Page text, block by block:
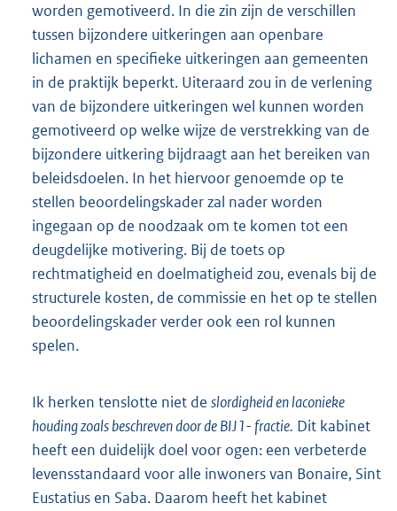
worden gemotiveerd. In die zin zijn de verschillen
tussen bijzondere uitkeringen aan openbare
lichamen en specifieke uitkeringen aan gemeenten
in de praktijk beperkt. Uiteraard zou in de verlening
van de bijzondere uitkeringen wel kunnen worden
gemotiveerd op welke wijze de verstrekking van de
bijzondere uitkering bijdraagt aan het bereiken van
beleidsdoelen. In het hiervoor genoemde op te
stellen beoordelingskader zal nader worden
ingegaan op de noodzaak om te komen tot een
deugdelijke motivering. Bij de toets op
rechtmatigheid en doelmatigheid zou, evenals bij de
structurele kosten, de commissie en het op te stellen
beoordelingskader verder ook een rol kunnen
spelen.
Ik herken tenslotte niet de slordigheid en laconieke
houding zoals beschreven door de BIJ1- fractie. Dit kabinet
heeft een duidelijk doel voor ogen: een verbeterde
levensstandaard voor alle inwoners van Bonaire, Sint
Eustatius en Saba. Daarom heeft het kabinet